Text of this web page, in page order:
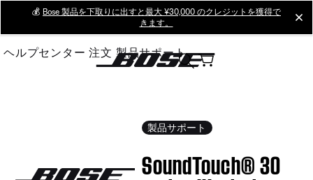
Main
💰 Bose 製品を下取りに出すと最大 ¥30,000 のクレジットを獲得で
きます。
ヘルプセンター 注文 製品サポート
製品サポート
SoundTouch® 30